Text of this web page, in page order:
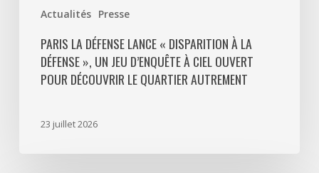
Actualités Presse
découvrir
quartier
PARIS LA DÉFENSE LANCE « DISPARITION À LA
DÉFENSE », UN JEU D’ENQUÊTE À CIEL OUVERT
POUR DÉCOUVRIR LE QUARTIER AUTREMENT
23 juillet 2026